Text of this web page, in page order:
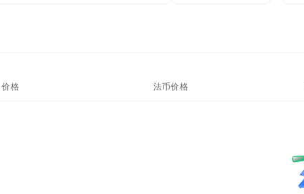
价格 法币价格